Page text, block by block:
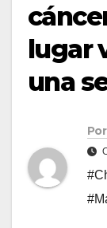
lugar
una
Por